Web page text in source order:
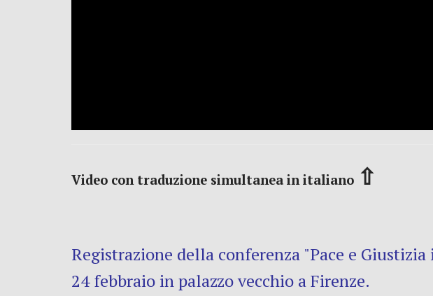
Video con traduzione simultanea in italiano ⇧
Registrazione della conferenza "Pace e
24 febbraio in palazzo vecchio a Firenze.